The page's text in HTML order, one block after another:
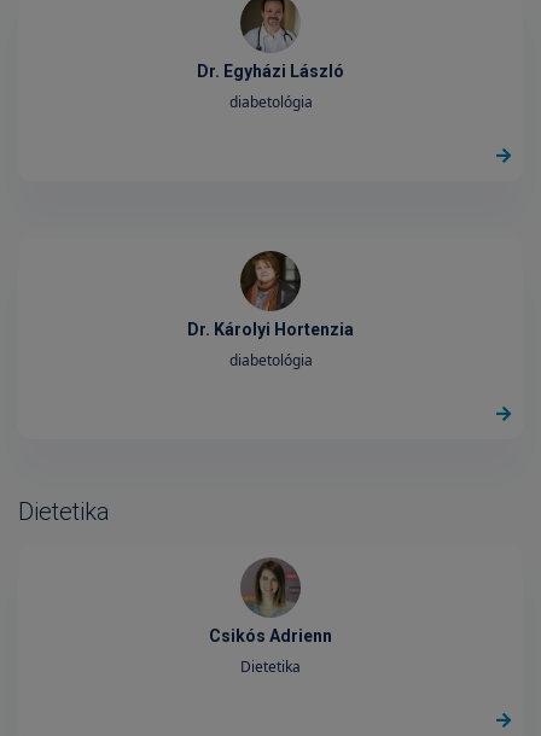
Dr. Egyházi László
diabetológia
Dr. Károlyi Hortenzia
diabetológia
Dietetika
Csikós Adrienn
Dietetika